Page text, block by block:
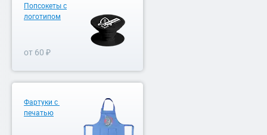
Попсокеты с
логотипом
от 60 ₽
Фартуки с
печатью